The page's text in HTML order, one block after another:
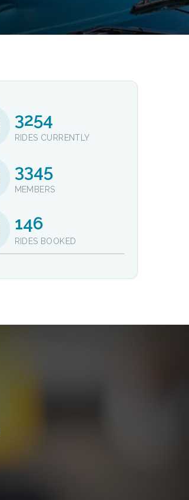
3254
RIDES CURRENTLY
3345
MEMBERS
146
RIDES BOOKED